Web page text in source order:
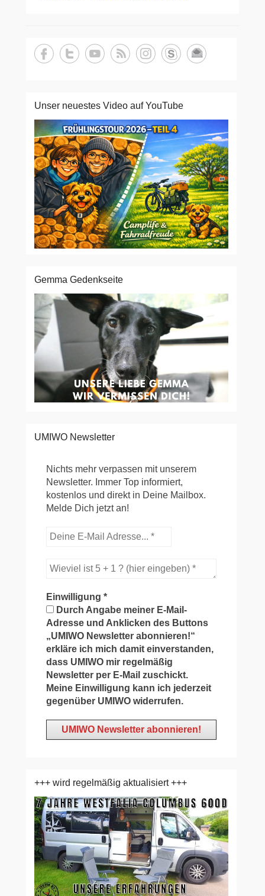
Unser neuestes Video auf YouTube
Gemma Gedenkseite
UMIWO Newsletter
Nichts mehr verpassen mit unserem
Newsletter. Immer Top informiert,
kostenlos und direkt in Deine Mailbox.
Melde Dich jetzt an!
Einwilligung*
Durch Angabe meiner E-Mail-
Adresse und Anklicken des Buttons
„UMIWO Newsletter abonnieren!“
erkläre ich mich damit einverstanden,
dass UMIWO mir regelmäßig
Newsletter per E-Mail zuschickt.
Meine Einwilligung kann ich jederzeit
gegenüber UMIWO widerrufen.
+++ wird regelmäßig aktualisiert +++